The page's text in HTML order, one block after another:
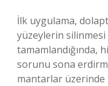
İlk uygulama,
yüzeylerin silinmesi
tamamlandığında,
sorunu sona
mantarlar üzerinde